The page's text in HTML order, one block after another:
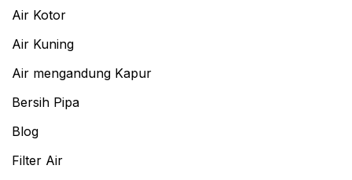
Air Kotor
Air Kuning
Air mengandung Kapur
Bersih Pipa
Blog
Filter Air